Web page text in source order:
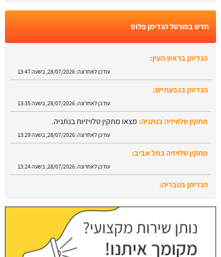
חדש בפורטל הנדימן פלוס
הנדימן בגבעתיים:
מתקין טלוויזיה בנתניה:מצאו מתקין טלויזיות בנתניה.
עודכן לאחרונה: 28/07/2026, בשעה 13:29
מתקין טלויזיה בתל אביב:
הנדימן בטבריה: